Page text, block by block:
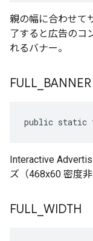
親の幅に合わせて
了すると広告のコ
れるバナー。
FULL BANNER
public static
Interactive
ズ（468x60 密度
FULL WIDTH